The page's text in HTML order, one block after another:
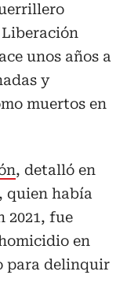
unos años a
y
muertos en
, detalló en
quien había
2021, fue
en
para delinquir